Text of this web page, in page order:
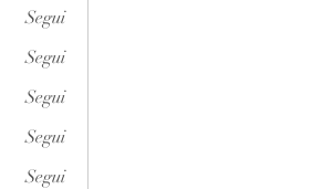
Segui
Segui
Segui
Segui
Segui